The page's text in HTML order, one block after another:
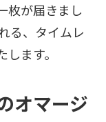
枚が届きまし
る、タイムレ
ます。
オマージ